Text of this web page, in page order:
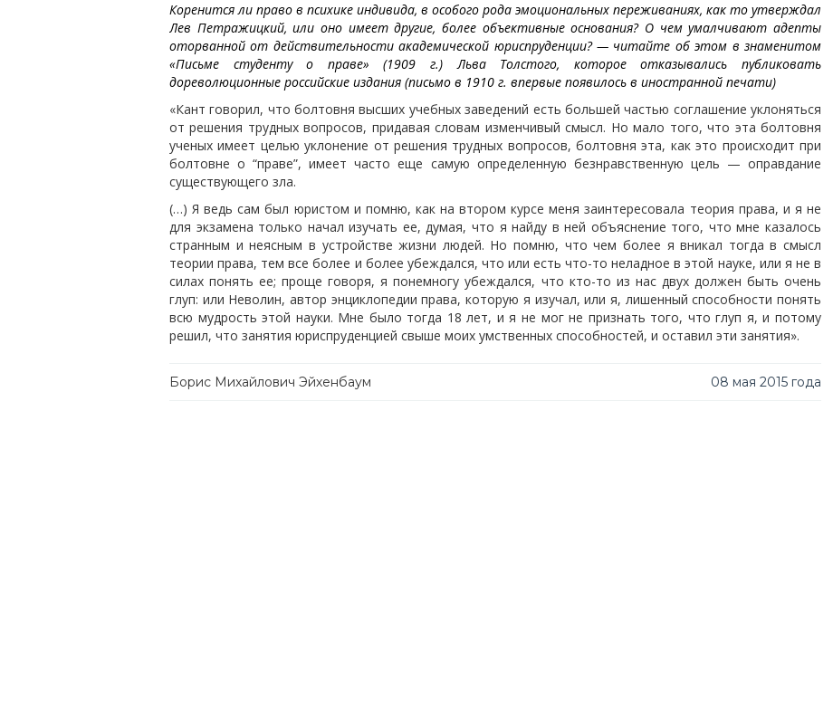
Коренится ли право в психике индивида, в особого рода эмоциональных переживаниях, как то утверждал
Лев Петражицкий, или оно имеет другие, более объективные основания? О чем умалчивают адепты
оторванной от действительности академической юриспруденции? — читайте об этом в знаменитом
«Письме студенту о праве» (1909 г.) Льва Толстого, которое отказывались публиковать
дореволюционные российские издания (письмо в 1910 г. впервые появилось в иностранной печати)
«Кант говорил, что болтовня высших учебных заведений есть большей частью соглашение уклоняться
от решения трудных вопросов, придавая словам изменчивый смысл. Но мало того, что эта болтовня
ученых имеет целью уклонение от решения трудных вопросов, болтовня эта, как это происходит при
болтовне о “праве”, имеет часто еще самую определенную безнравственную цель — оправдание
существующего зла.
(…) Я ведь сам был юристом и помню, как на втором курсе меня заинтересовала теория права, и я не
для экзамена только начал изучать ее, думая, что я найду в ней объяснение того, что мне казалось
странным и неясным в устройстве жизни людей. Но помню, что чем более я вникал тогда в смысл
теории права, тем все более и более убеждался, что или есть что-то неладное в этой науке, или я не в
силах понять ее; проще говоря, я понемногу убеждался, что кто-то из нас двух должен быть очень
глуп: или Неволин, автор энциклопедии права, которую я изучал, или я, лишенный способности понять
всю мудрость этой науки. Мне было тогда 18 лет, и я не мог не признать того, что глуп я, и потому
решил, что занятия юриспруденцией свыше моих умственных способностей, и оставил эти занятия».
Борис Михайлович Эйхенбаум 08 мая 2015 года